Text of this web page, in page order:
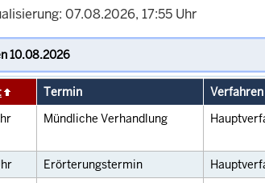
07.08.2026, 17:55 Uhr
Termin Verfahren
Mündliche Verhandlung
Erörterungstermin